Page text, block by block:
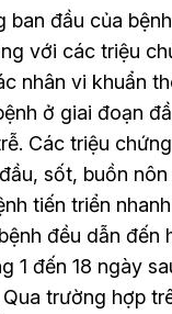
ban đầu của
với các triệu
nhân vi khuẩn
ở giai đoạn
Các triệu
sốt, buồn
tiến triển
đều dẫn đến
1 đến 18 ngày
trường hợp